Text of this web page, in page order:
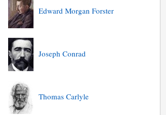
Edward Morgan Forster
Joseph Conrad
Thomas Carlyle